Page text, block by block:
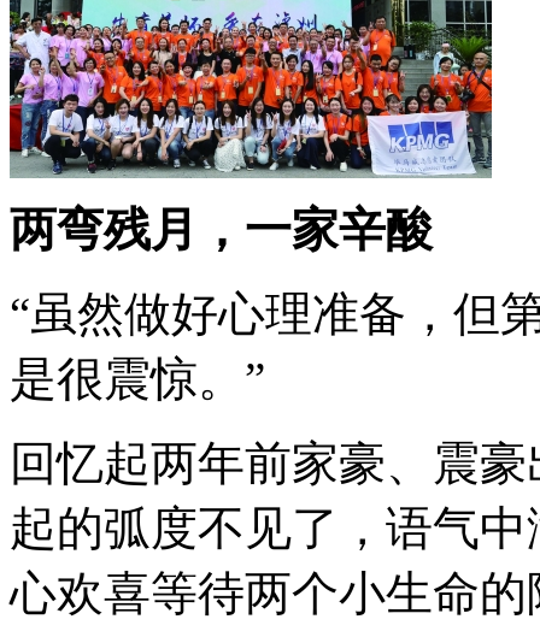
两弯残月，一家辛酸
“虽然做好心理准备，但
是很震惊。”
回忆起两年前家豪、震
起的弧度不见了，语气
心欢喜等待两个小生命